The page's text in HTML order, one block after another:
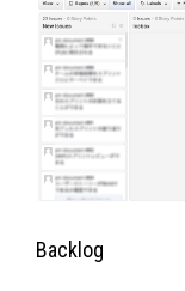
Backlog